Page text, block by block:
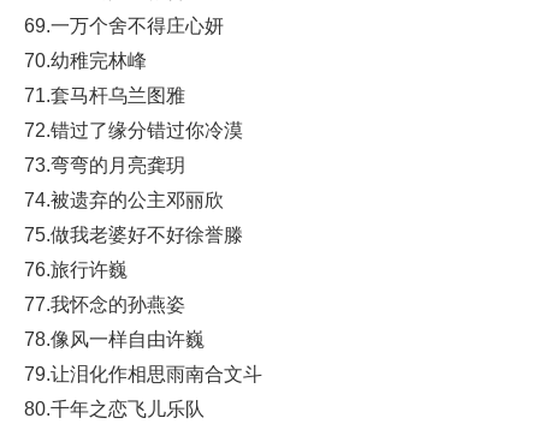
69.一万个舍不得庄心妍
70.幼稚完林峰
71.套马杆乌兰图雅
72.错过了缘分错过你冷漠
73.弯弯的月亮龚玥
74.被遗弃的公主邓丽欣
75.做我老婆好不好徐誉滕
76.旅行许巍
77.我怀念的孙燕姿
78.像风一样自由许巍
79.让泪化作相思雨南合文斗
80.千年之恋飞儿乐队